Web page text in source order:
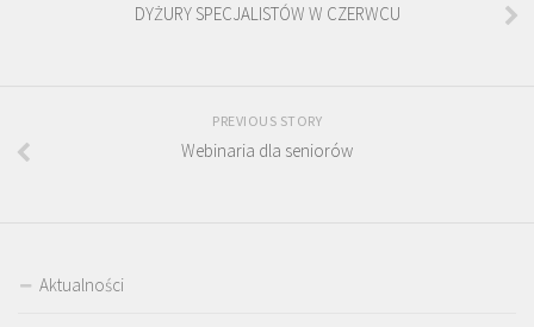
DYŻURY SPECJALISTÓW W CZERWCU
PREVIOUS STORY
Webinaria dla seniorów
Aktualności